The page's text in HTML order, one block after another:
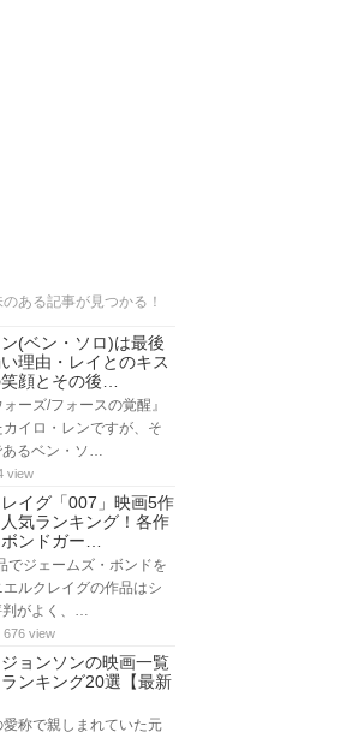
ある記事が見つかる！
(ベン・ソロ)は最後
理由・レイとのキス
顔とその後…
ォーズ/フォースの覚醒』
イロ・レンですが、そ
あるベン・ソ…
view
イグ「007」映画5作
気ランキング！各作
ンドガー…
でジェームズ・ボンドを
ルクレイグの作品はシ
判がよく、…
676 view
ジョンソンの映画一覧
ンキング20選【最新
称で親しまれていた元